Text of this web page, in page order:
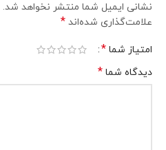
نشانی ایمیل شما منتشر نخواهد شد.
علامت‌گذاری شده‌اند *
امتیاز شما *
دیدگاه شما *